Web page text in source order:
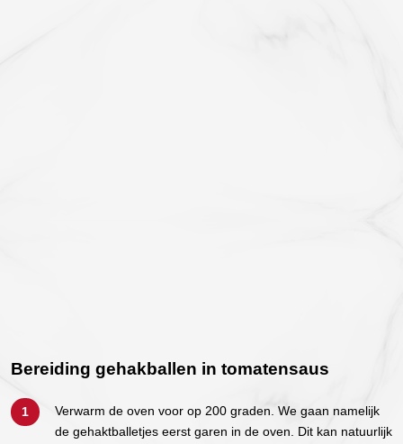
Bereiding gehakballen in tomatensaus
Verwarm de oven voor op 200 graden. We gaan namelijk
de gehaktballetjes eerst garen in de oven. Dit kan natuurlijk